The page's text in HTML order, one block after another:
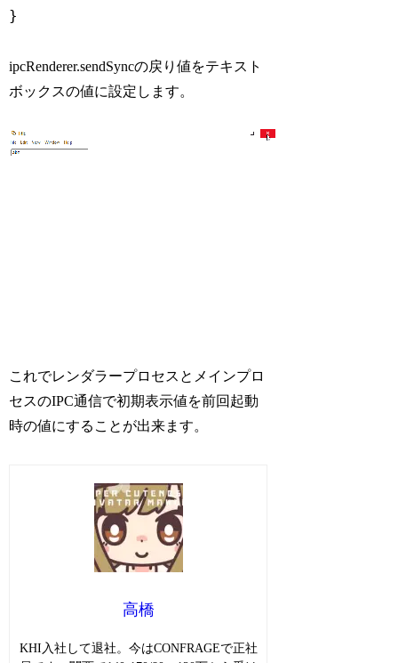
}
ipcRenderer.sendSyncの戻り値をテキスト
ボックスの値に設定します。
これでレンダラープロセスとメインプロ
セスのIPC通信で初期表示値を前回起動
時の値にすることが出来ます。
高橋
KHI入社して退社。今はCONFRAGEで正社